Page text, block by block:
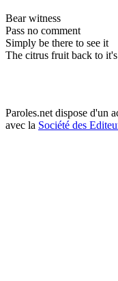
Bear witness
Pass no comment
Simply be there to see it
The citrus fruit back to
Paroles.net dispose d'un
avec la Société des